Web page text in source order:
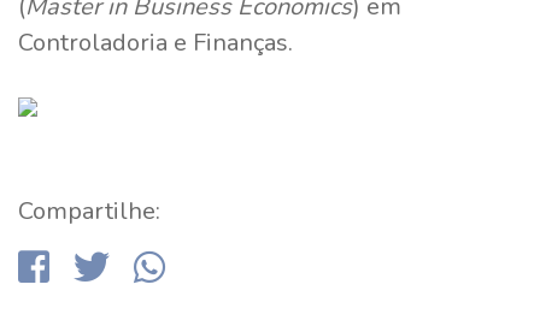
(Master in Business Economics) em
Controladoria e Finanças.
Compartilhe: